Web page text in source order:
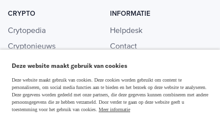
CRYPTO
Crytopedia
Cryptonieuws
Crypto koopgids
Investeren in crypto
INFORMATIE
Helpdesk
Contact
Adverteren
Disclaimer & Privacy
Deze website maakt gebruik van cookies
Deze website maakt gebruik van cookies. Deze cookies worden gebruikt om content te
personaliseren, om social media functies aan te bieden en het bezoek op deze website te analyseren.
Deze gegevens worden gedeeld met onze partners, die deze gegevens kunnen combineren met andere
persoonsgegevens die ze hebben verzameld. Door verder te gaan op deze website geeft u
toestemming voor het gebruik van cookies. Meer informatie